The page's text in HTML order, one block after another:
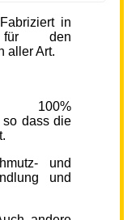
in
für den
aller Art.
so dass die
und
und